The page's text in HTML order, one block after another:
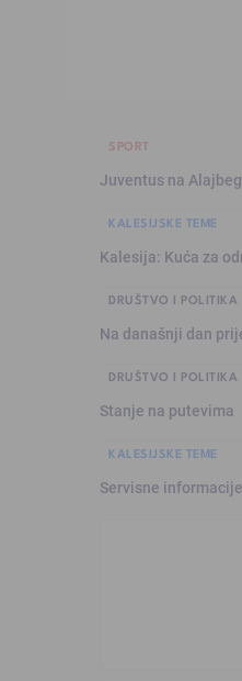
SPORT
Juventus na
KALESIJSKE TEME
Kalesija: Kuća za
DRUŠTVO I POLITIKA
Na današnji dan
DRUŠTVO I POLITIKA
Stanje na putevima
KALESIJSKE TEME
Servisne